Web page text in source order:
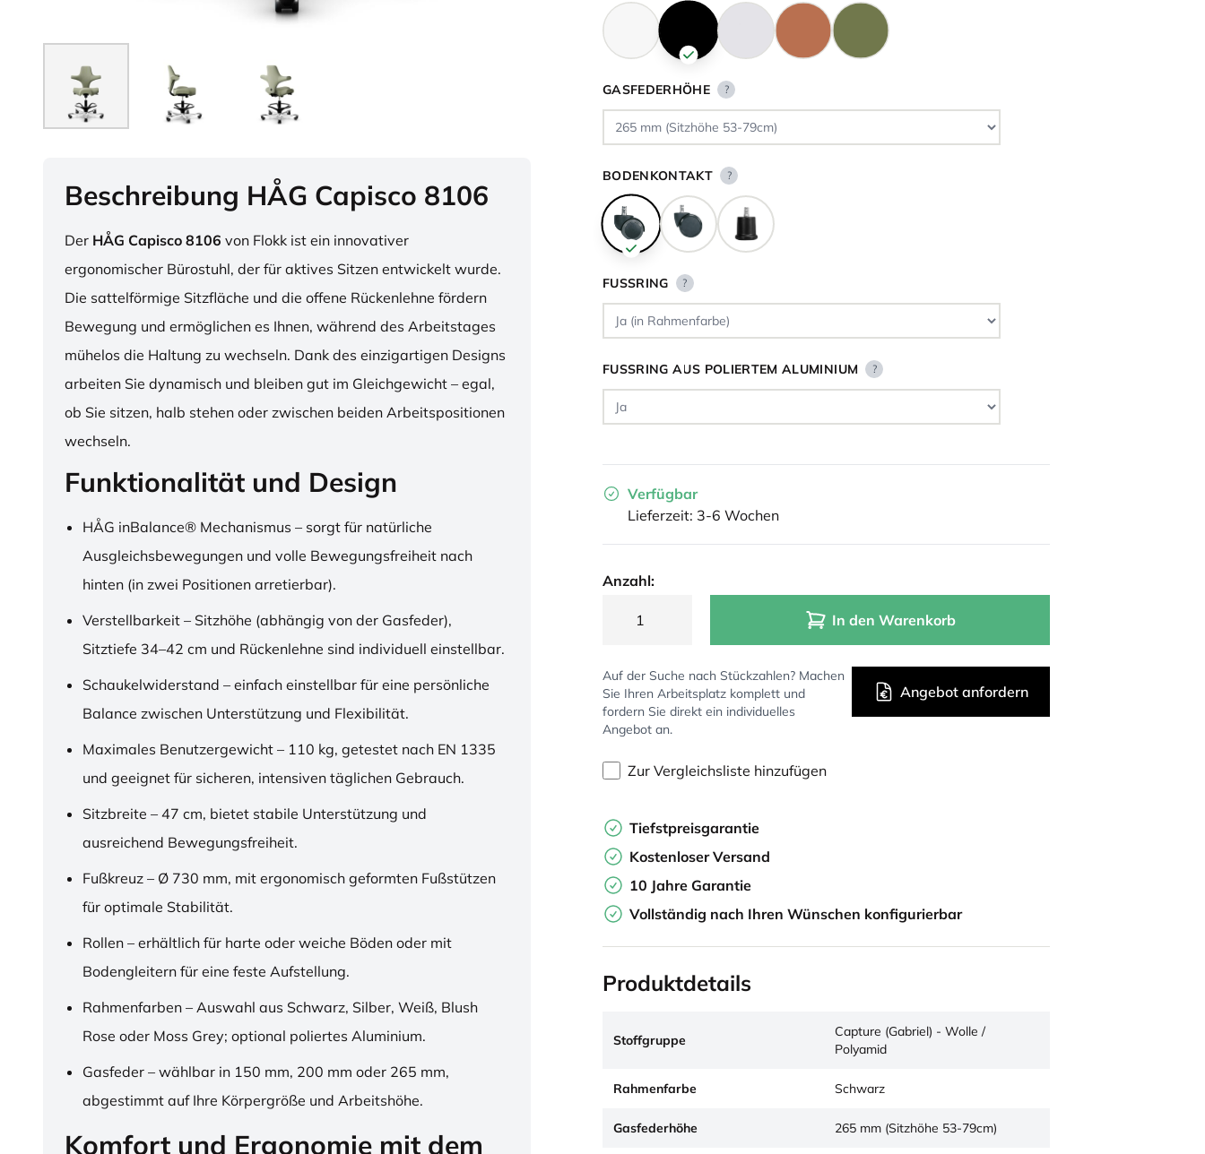
Beschreibung HÅG Capisco 8106
Der HÅG Capisco 8106 von Flokk ist ein innovativer
ergonomischer Bürostuhl, der für aktives Sitzen entwickelt wurde.
Die sattelförmige Sitzfläche und die offene Rückenlehne fördern
Bewegung und ermöglichen es Ihnen, während des Arbeitstages
mühelos die Haltung zu wechseln. Dank des einzigartigen Designs
arbeiten Sie dynamisch und bleiben gut im Gleichgewicht – egal,
ob Sie sitzen, halb stehen oder zwischen beiden Arbeitspositionen
wechseln.
Funktionalität und Design
HÅG inBalance® Mechanismus – sorgt für natürliche
Ausgleichsbewegungen und volle Bewegungsfreiheit nach
hinten (in zwei Positionen arretierbar).
Verstellbarkeit – Sitzhöhe (abhängig von der Gasfeder),
Sitztiefe 34–42 cm und Rückenlehne sind individuell einstellbar.
Schaukelwiderstand – einfach einstellbar für eine persönliche
Balance zwischen Unterstützung und Flexibilität.
Maximales Benutzergewicht – 110 kg, getestet nach EN 1335
und geeignet für sicheren, intensiven täglichen Gebrauch.
Sitzbreite – 47 cm, bietet stabile Unterstützung und
ausreichend Bewegungsfreiheit.
Fußkreuz – Ø 730 mm, mit ergonomisch geformten Fußstützen
für optimale Stabilität.
Rollen – erhältlich für harte oder weiche Böden oder mit
Bodengleitern für eine feste Aufstellung.
Rahmenfarben – Auswahl aus Schwarz, Silber, Weiß, Blush
Rose oder Moss Grey; optional poliertes Aluminium.
Gasfeder – wählbar in 150 mm, 200 mm oder 265 mm,
abgestimmt auf Ihre Körpergröße und Arbeitshöhe.
Komfort und Ergonomie mit dem
GASFEDERHÖHE ?
BODENKONTAKT ?
FUSSRING ?
FUSSRING AUS POLIERTEM ALUMINIUM ?
Verfügbar
Lieferzeit: 3-6 Wochen
Anzahl:
In den Warenkorb
Auf der Suche nach Stückzahlen? Machen
Sie Ihren Arbeitsplatz komplett und
fordern Sie direkt ein individuelles
Angebot an.
Angebot anfordern
Zur Vergleichsliste hinzufügen
Tiefstpreisgarantie
Kostenloser Versand
10 Jahre Garantie
Vollständig nach Ihren Wünschen konfigurierbar
Produktdetails
Stoffgruppe
Capture (Gabriel) - Wolle /
Polyamid
Rahmenfarbe Schwarz
Gasfederhöhe 265 mm (Sitzhöhe 53-79cm)